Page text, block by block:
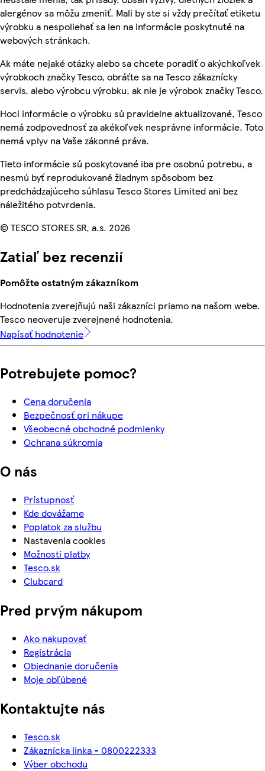
alergénov sa môžu zmeniť. Mali by ste si vždy prečítať etiketu
výrobku a nespoliehať sa len na informácie poskytnuté na
webových stránkach.
Ak máte nejaké otázky alebo sa chcete poradiť o akýchkoľvek
výrobkoch značky Tesco, obráťte sa na Tesco zákaznícky
servis, alebo výrobcu výrobku, ak nie je výrobok značky Tesco.
Hoci informácie o výrobku sú pravidelne aktualizované, Tesco
nemá zodpovednosť za akékoľvek nesprávne informácie. Toto
nemá vplyv na Vaše zákonné práva.
Tieto informácie sú poskytované iba pre osobnú potrebu, a
nesmú byť reprodukované žiadnym spôsobom bez
predchádzajúceho súhlasu Tesco Stores Limited ani bez
náležitého potvrdenia.
© TESCO STORES SR, a.s. 2026
Zatiaľ bez recenzií
Pomôžte ostatným zákazníkom
Hodnotenia zverejňujú naši zákazníci priamo na našom webe.
Tesco neoveruje zverejnené hodnotenia.
Napísať hodnotenie
Potrebujete pomoc?
Cena doručenia
Bezpečnosť pri nákupe
Všeobecné obchodné podmienky
Ochrana súkromia
O nás
Prístupnosť
Kde dovážame
Poplatok za službu
Nastavenia cookies
Možnosti platby
Tesco.sk
Clubcard
Pred prvým nákupom
Ako nakupovať
Registrácia
Objednanie doručenia
Moje obľúbené
Kontaktujte nás
Tesco.sk
Zákaznícka linka - 0800222333
Výber obchodu